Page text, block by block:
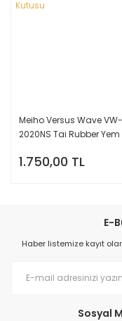
Meiho Versus Wave VW-
2020NS Tai Rubber Yem
1.750,00 TL
E-
Haber listemize kayıt
Sosyal